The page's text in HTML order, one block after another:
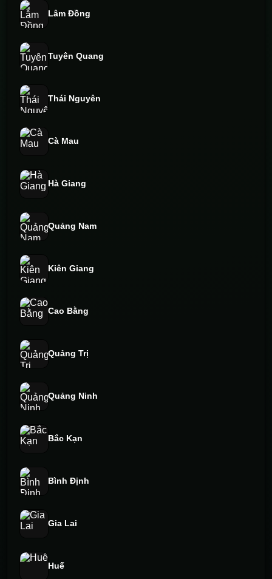
Lâm Đồng
Tuyên Quang
Thái Nguyên
Cà Mau
Hà Giang
Quảng Nam
Kiên Giang
Cao Bằng
Quảng Trị
Quảng Ninh
Bắc Kạn
Bình Định
Gia Lai
Huế